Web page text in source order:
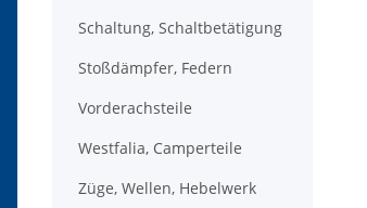
Schaltung, Schaltbetätigung
Stoßdämpfer, Federn
Vorderachsteile
Westfalia, Camperteile
Züge, Wellen, Hebelwerk